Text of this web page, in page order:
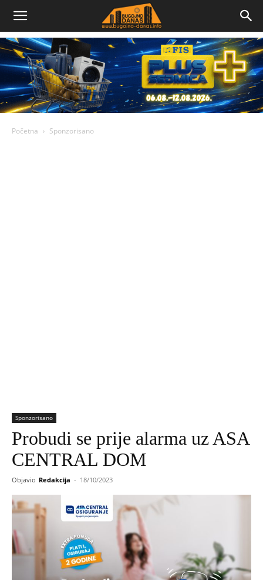
Bugojno
Danas
Početna Sponzorisano
Sponzorisano
Probudi se prije alarma uz ASA
CENTRAL DOM
Objavio Redakcija - 18/10/2023